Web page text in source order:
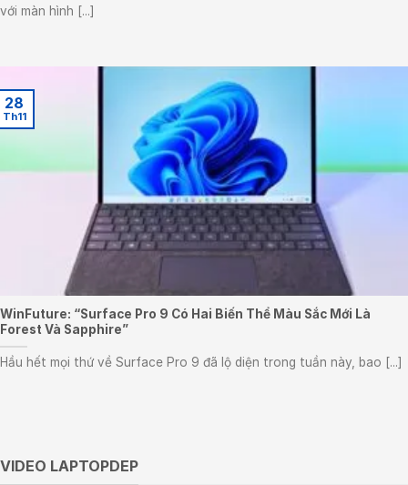
với màn hình [...]
WinFuture: “Surface Pro 9 Có Hai Biến Thể Màu Sắc Mới Là
Forest Và Sapphire”
Hầu hết mọi thứ về Surface Pro 9 đã lộ diện trong tuần này, bao [...]
28
Th11
VIDEO LAPTOPDEP